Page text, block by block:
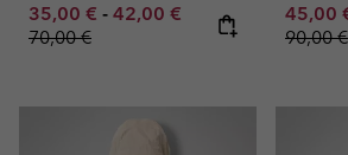
Minimum sale price:
35,00 € - Maximum sale price:
42,00 € Regular price:
70,00 €
45,00
90,00 €